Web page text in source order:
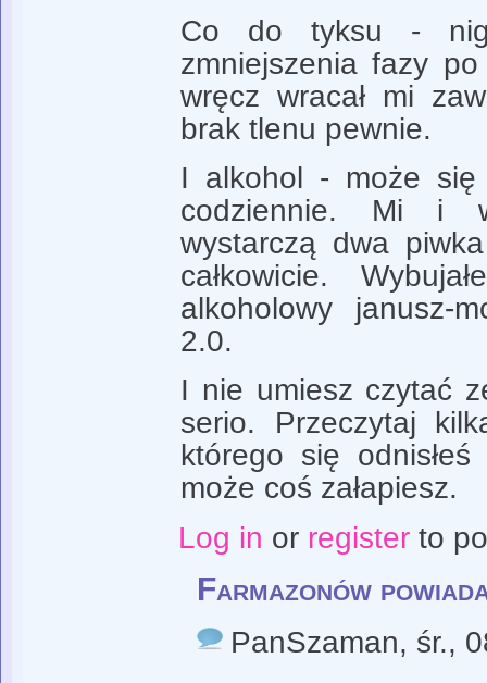
Co do tyksu -
zmniejszenia fazy
wręcz wracał mi
brak tlenu pewnie.
I alkohol - może się
codziennie. Mi i
wystarczą dwa
całkowicie.
alkoholowy janusz-
2.0.
I nie umiesz czytać
serio. Przeczytaj
którego się
może coś załapiesz.
Log in or registerto
Farmazonów
PanSzaman, śr.,